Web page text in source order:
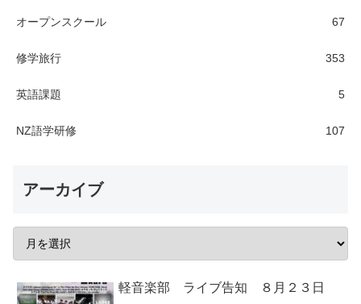
オープンスクール 67
修学旅行 353
英語課題 5
NZ語学研修 107
アーカイブ
軽音楽部 ライブ告知 ８月２３日